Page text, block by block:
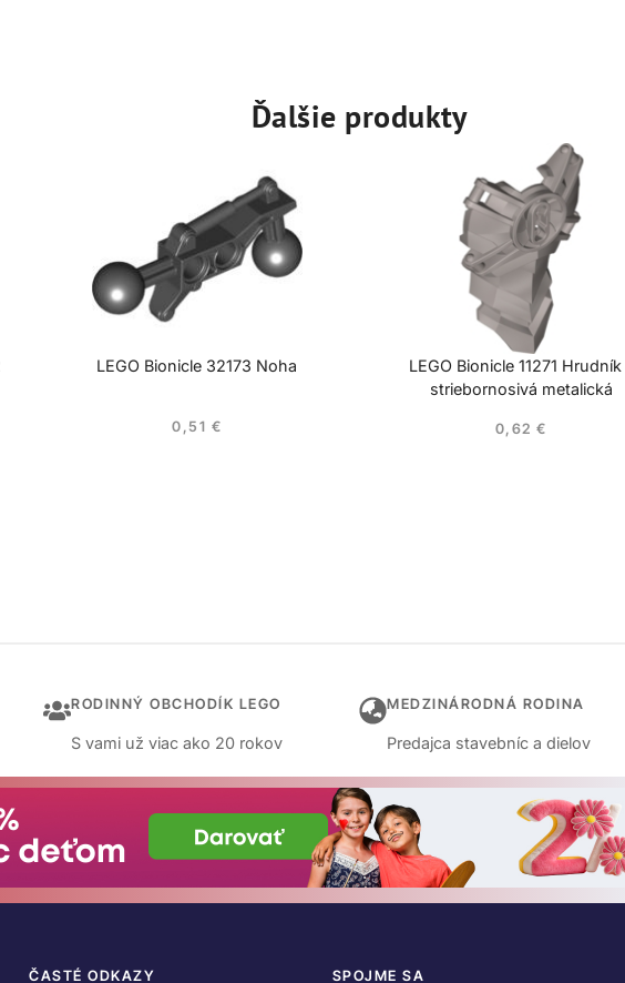
Ďalšie produkty
LEGO Bionicle 32173 Noha
0,51 €
LEGO Bionicle 11271 Hrudník
striebornosivá metalická
0,62€
RODINNÝ OBCHODÍK LEGO
S vami už viac ako 20 rokov
MEDZINÁRODNÁ RODINA
Predajca stavebníc a dielov
ČASTÉ ODKAZY SPOJME SA